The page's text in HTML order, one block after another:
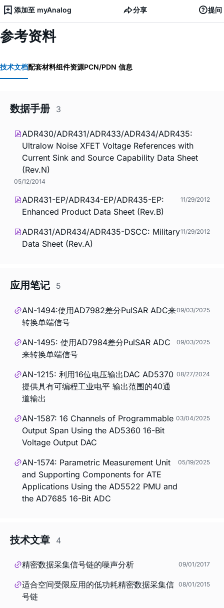
添加至 myAnalog 分享 提问
参考资料
技术文档配套材料组件资源PCN/PDN 信息
数据手册 3
ADR430/ADR431/ADR433/ADR434/ADR435:
Ultralow Noise XFET Voltage References with
Current Sink and Source Capability Data Sheet
(Rev.N)
05/12/2014
ADR431-EP/ADR434-EP/ADR435-EP:
Enhanced Product Data Sheet (Rev.B)
11/29/2012
ADR431/ADR434/ADR435-DSCC: Military
Data Sheet (Rev.A)
11/29/2012
应用笔记 5
AN-1494:使用AD7982差分PulSAR ADC来
转换单端信号
09/03/2025
AN-1495: 使用AD7984差分PulSAR ADC
来转换单端信号
09/03/2025
AN-1215: 利用16位电压输出DAC AD5370
提供具有可编程工业电平 输出范围的40通
道输出
08/27/2024
AN-1587: 16 Channels of Programmable
Output Span Using the AD5360 16-Bit
Voltage Output DAC
03/04/2025
AN-1574: Parametric Measurement Unit
and Supporting Components for ATE
Applications Using the AD5522 PMU and
the AD7685 16-Bit ADC
05/19/2025
技术文章 4
精密数据采集信号链的噪声分析 09/01/2017
适合空间受限应用的低功耗精密数据采集信
号链
08/01/2015